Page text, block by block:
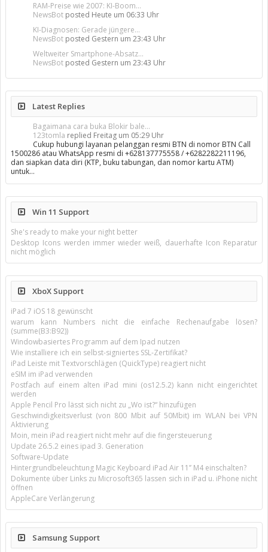
RAM-Preise wie 2007: KI-Boom...
NewsBot posted Heute um 06:33 Uhr
KI-Diagnosen: Gerade jüngere...
NewsBot posted Gestern um 23:43 Uhr
Weltweiter Smartphone-Absatz...
NewsBot posted Gestern um 23:43 Uhr
Latest Replies
Bagaimana cara buka Blokir bale...
123tomla replied Freitag um 05:29 Uhr
Cukup hubungi layanan pelanggan resmi BTN di nomor BTN Call
1500286 atau WhatsApp resmi di +628137775558 / +6282282211196,
dan siapkan data diri (KTP, buku tabungan, dan nomor kartu ATM)
untuk…
Win 11 Support
She's ready to make your night better
Desktop Icons werden immer wieder weiß, dauerhafte Icon Reparatur
nicht möglich
XboX Support
iPad 7 iOS 18 gewünscht
warum kann Numbers nicht die einfache Rechenaufgabe lösen?
(summe(B3:B92))
Windowbasiertes Programm auf dem Ipad nutzen
Wie installiere ich ein selbst-signiertes SSL-Zertifikat?
iPad Leiste mit Textvorschlägen (QuickType) reagiert nicht
eSIM im iPad verwenden
Postfach auf einem alten iPad mini (os12.5.2) kann nicht eingerichtet
werden
Apple Pencil Pro lässt sich nicht zu „Wo ist?“ hinzufügen
Geschwindigkeitsverlust (von 800 Mbit auf 50Mbit) im WLAN bei VPN
Aktivierung
Moin, mein iPad reagiert nicht mehr auf die fingersteuerung
Update 26.5.2 eines ipad 3. Generation
Software-Update
Hintergrundbeleuchtung Magic Keyboard iPad Air 11’’ M4 einschalten?
Dokumente über Links zu Microsoft365 lassen sich in iPad u. iPhone nicht
öffnen
AppleCare Verlängerung
Samsung Support